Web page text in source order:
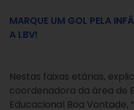
MARQUE UM GOL PELA
A LBV!
Nestas faixas etárias,
coordenadora da área de
Educacional Boa Vontade,